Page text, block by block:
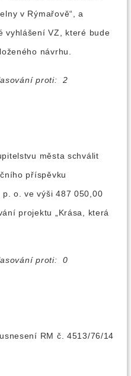
v Rýmařově“, a
vyhlášení VZ, které bude
návrhu.
proti: 2
města schválit
příspěvku
p. o. ve výši 487 050,00
projektu „Krása, která
proti: 0
RM č. 4513/76/14